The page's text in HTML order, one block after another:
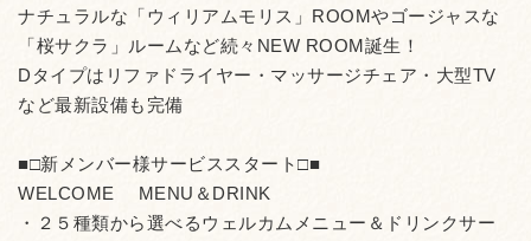
ナチュラルな「ウィリアムモリス」ROOMやゴージャスな
「桜サクラ」ルームなど続々NEW ROOM誕生！
Dタイプはリファドライヤー・マッサージチェア・大型TV
など最新設備も完備
■□新メンバー様サービススタート□■
WELCOME MENU＆DRINK
・２５種類から選べるウェルカムメニュー＆ドリンクサー